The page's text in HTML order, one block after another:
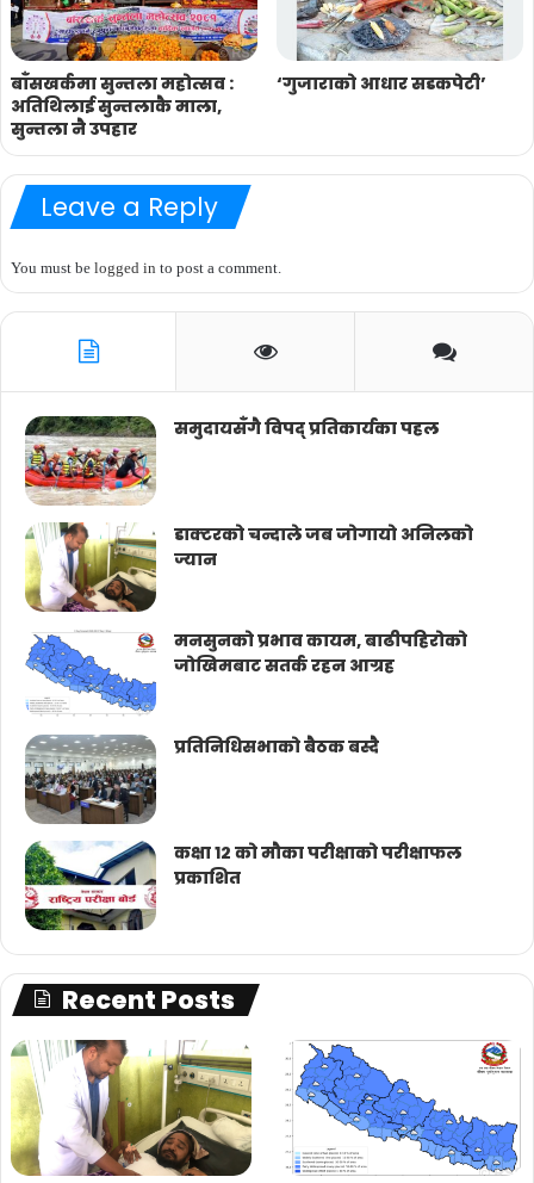
बाँसखर्कमा सुन्तला महोत्सव :
अतिथिलाई सुन्तलाकै माला,
सुन्तला नै उपहार
‘गुजाराको आधार सडकपेटी’
Leave a Reply
You must be logged in to post a comment.
समुदायसँगै विपद् प्रतिकार्यका पहल
डाक्टरको चन्दाले जब जोगायो अनिलको
ज्यान
मनसुनको प्रभाव कायम, बाढीपहिरोको
जोखिमबाट सतर्क रहन आग्रह
प्रतिनिधिसभाको बैठक बस्दै
कक्षा १२ को मौका परीक्षाको परीक्षाफल
प्रकाशित
Recent Posts